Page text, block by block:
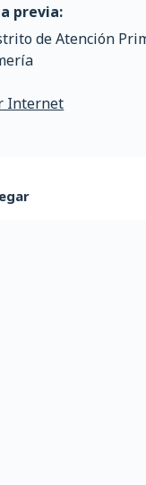
previa:
de Atención
Internet